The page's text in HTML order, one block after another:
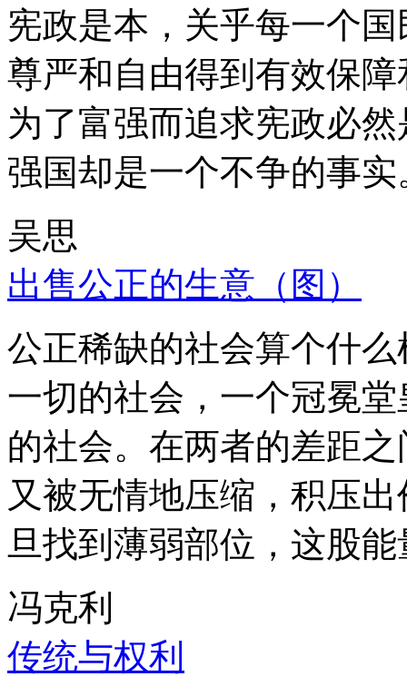
宪政是本，关乎每一个
尊严和自由得到有效保
为了富强而追求宪政必
强国却是一个不争的事实
吴思
出售公正的生意（图）
公正稀缺的社会算个什
一切的社会，一个冠冕
的社会。在两者的差距
又被无情地压缩，积压
旦找到薄弱部位，这股
冯克利
传统与权利